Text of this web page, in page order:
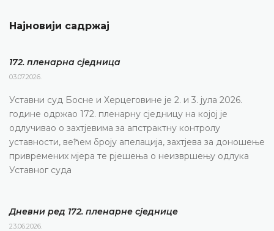
Најновији садржај
172. пленарна сједницa
03.07.2026.
Уставни суд Босне и Херцеговине је 2. и 3. јула 2026.
године одржао 172. пленарну сједницу на којој је
одлучивао о захтјевима за апстрактну контролу
уставности, већем броју апелација, захтјева за доношење
привремених мјера те рјешења о неизвршењу одлука
Уставног суда
Дневни ред 172. пленарне сједнице
23.06.2026.